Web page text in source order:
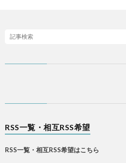
RSS一覧・相互RSS希望
RSS一覧・相互RSS希望はこちら